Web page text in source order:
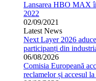
Lansarea HBO MAX
2022
02/09/2021
Latest News
Next Layer 2026
participanți din
06/08/2026
Comisia Europeană
reclamelor și accesul la